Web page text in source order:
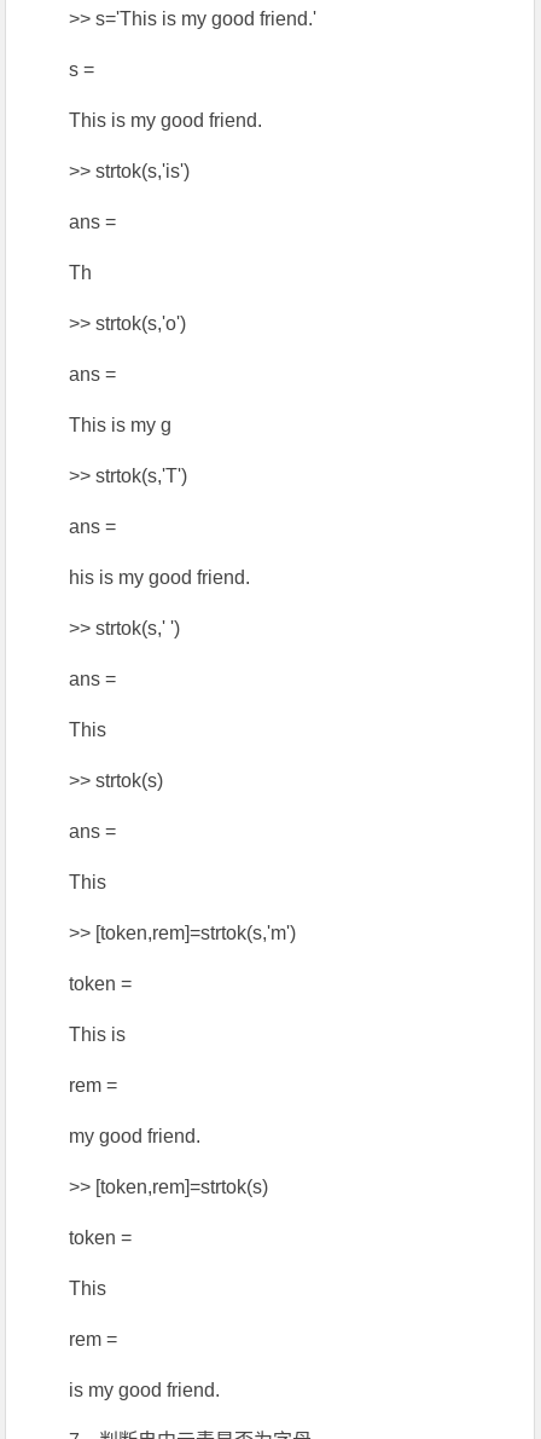
>> s='This is my good friend.'
s =
This is my good friend.
>> strtok(s,'is')
ans =
Th
>> strtok(s,'o')
ans =
This is my g
>> strtok(s,'T')
ans =
his is my good friend.
>> strtok(s,' ')
ans =
This
>> strtok(s)
ans =
This
>> [token,rem]=strtok(s,'m')
token =
This is
rem =
my good friend.
>> [token,rem]=strtok(s)
token =
This
rem =
is my good friend.